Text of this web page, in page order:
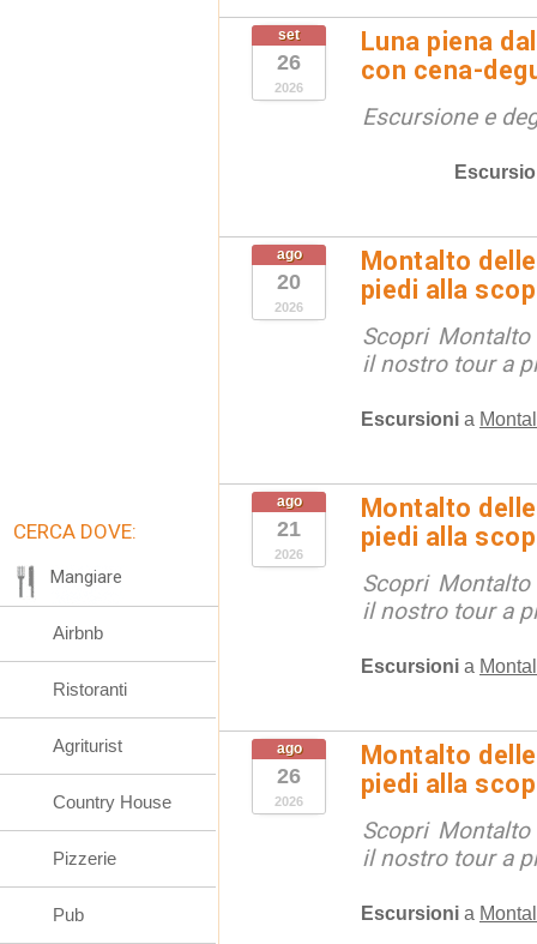
set
26
2026
Luna piena
con cena-
Escursione e
ago
20
2026
Montalto
piedi alla
Scopri
il nostro tour a
Escursioni a
ago
21
2026
Montalto
piedi alla
Scopri
il nostro tour a
Escursioni a
ago
26
2026
Montalto
piedi alla
Scopri
il nostro tour a
Escursioni a
CERCA DOVE:
Mangiare
Airbnb
Ristoranti
Agriturist
Country House
Pizzerie
Pub